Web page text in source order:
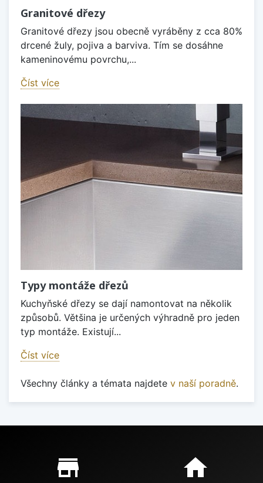
Granitové dřezy
Granitové dřezy jsou obecně vyráběny z cca 80%
drcené žuly, pojiva a barviva. Tím se dosáhne
kameninovému povrchu,...
Číst více
Typy montáže dřezů
Kuchyňské dřezy se dají namontovat na několik
způsobů. Většina je určených výhradně pro jeden
typ montáže. Existují...
Číst více
Všechny články a témata najdete v naší poradně.
Proč nakupovat u nás?
store_mall_directory home